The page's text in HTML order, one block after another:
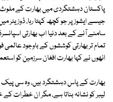
پاکستان دہشتگردی میں بھارت کے
جیسے ایشوز پر جو کچھ کہتا رہا، ڈوزیئر
سامنے آنے کے بعد دنیا اب بھارتی
تمام تر بھارتی کوششوں کے باوجود عالمی
انھوں نے کہا بھارت افغان سرزمین کو
بھارت کے پاس دہشتگرد ہیں، وہ سی پیک
لیبر کو نشانہ بناتا ہے، مگر ان